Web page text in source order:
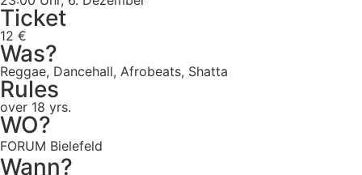
Ticket
12 €
Was?
Reggae, Dancehall, Afrobeats, Shatta
Rules
over 18 yrs.
WO?
FORUM Bielefeld
Wann?